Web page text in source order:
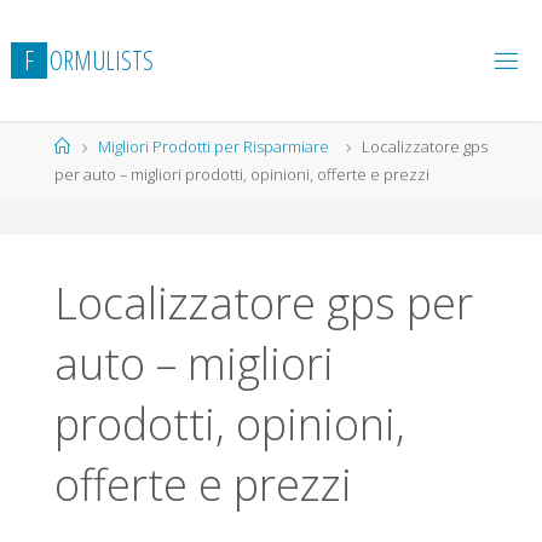
al
contenuto
F ORMULISTS
HomeMigliori Prodotti per Risparmiare
Localizzatore gps
per auto – migliori prodotti, opinioni, offerte e prezzi
Localizzatore gps per
auto – migliori
prodotti, opinioni,
offerte e prezzi